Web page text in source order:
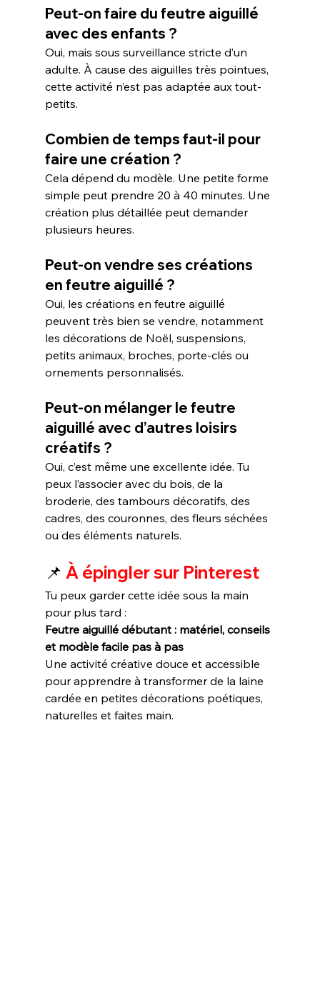
Peut-on faire du feutre aiguillé
avec des enfants ?
Oui, mais sous surveillance stricte d’un
adulte. À cause des aiguilles très pointues,
cette activité n’est pas adaptée aux tout-
petits.
Combien de temps faut-il pour
faire une création ?
Cela dépend du modèle. Une petite forme
simple peut prendre 20 à 40 minutes. Une
création plus détaillée peut demander
plusieurs heures.
Peut-on vendre ses créations
en feutre aiguillé ?
Oui, les créations en feutre aiguillé
peuvent très bien se vendre, notamment
les décorations de Noël, suspensions,
petits animaux, broches, porte-clés ou
ornements personnalisés.
Peut-on mélanger le feutre
aiguillé avec d’autres loisirs
créatifs ?
Oui, c’est même une excellente idée. Tu
peux l’associer avec du bois, de la
broderie, des tambours décoratifs, des
cadres, des couronnes, des fleurs séchées
ou des éléments naturels.
📌 À épingler sur Pinterest
Tu peux garder cette idée sous la main
pour plus tard :
Feutre aiguillé débutant : matériel, conseils
et modèle facile pas à pas
Une activité créative douce et accessible
pour apprendre à transformer de la laine
cardée en petites décorations poétiques,
naturelles et faites main.